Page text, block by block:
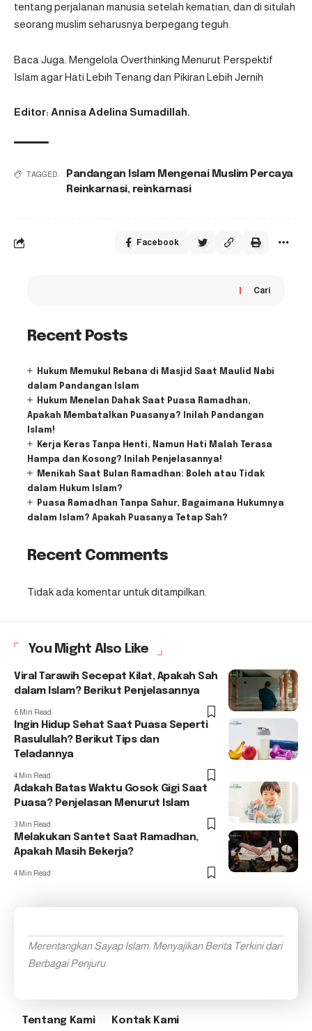
tentang perjalanan manusia setelah kematian, dan di situlah
seorang muslim seharusnya berpegang teguh.
Baca Juga: Mengelola Overthinking Menurut Perspektif
Islam agar Hati Lebih Tenang dan Pikiran Lebih Jernih
Editor: Annisa Adelina Sumadillah.
TAGGED:
Pandangan Islam Mengenai Muslim Percaya
Reinkarnasi, reinkarnasi
Facebook
Cari
Recent Posts
Hukum Memukul Rebana di Masjid Saat Maulid Nabi
dalam Pandangan Islam
Hukum Menelan Dahak Saat Puasa Ramadhan,
Apakah Membatalkan Puasanya? Inilah Pandangan
Islam!
Kerja Keras Tanpa Henti, Namun Hati Malah Terasa
Hampa dan Kosong? Inilah Penjelasannya!
Menikah Saat Bulan Ramadhan: Boleh atau Tidak
dalam Hukum Islam?
Puasa Ramadhan Tanpa Sahur, Bagaimana Hukumnya
dalam Islam? Apakah Puasanya Tetap Sah?
Recent Comments
Tidak ada komentar untuk ditampilkan.
You Might Also Like
Viral Tarawih Secepat Kilat, Apakah Sah
dalam Islam? Berikut Penjelasannya
6 Min Read
Ingin Hidup Sehat Saat Puasa Seperti
Rasulullah? Berikut Tips dan
Teladannya
4 Min Read
Adakah Batas Waktu Gosok Gigi Saat
Puasa? Penjelasan Menurut Islam
3 Min Read
Melakukan Santet Saat Ramadhan,
Apakah Masih Bekerja?
4 Min Read
Merentangkan Sayap Islam: Menyajikan Berita Terkini dari
Berbagai Penjuru
Tentang Kami Kontak Kami